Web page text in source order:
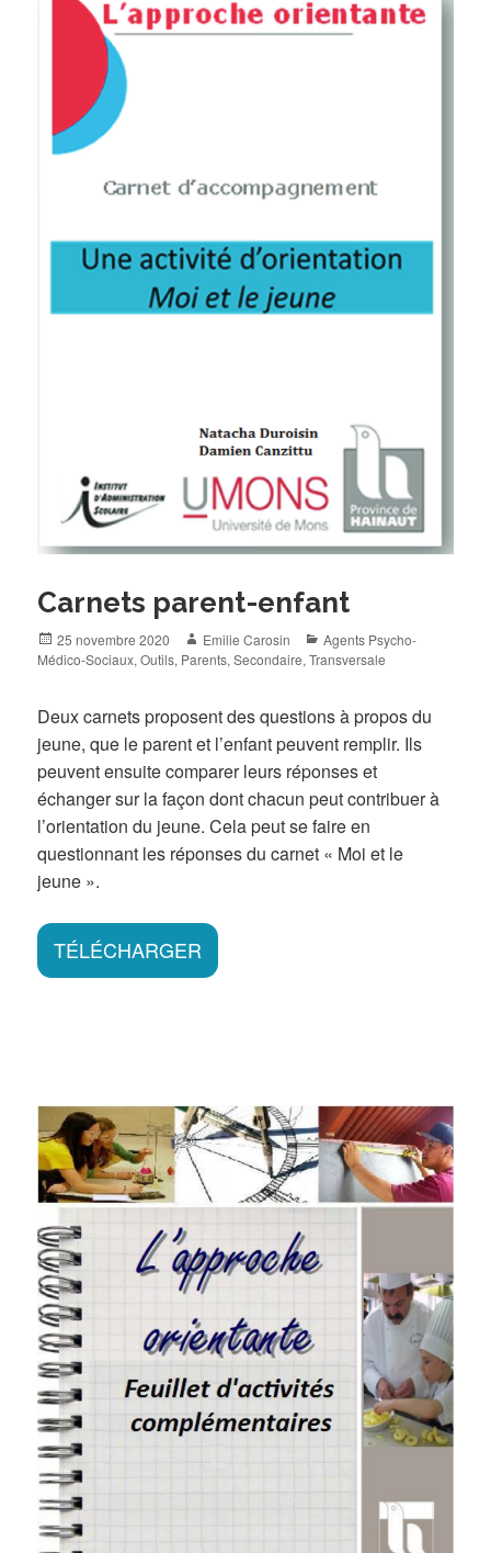
Carnets parent-enfant
Posted
on
25 novembre 2020 Author
Emilie Carosin Categories
Agents Psycho-
Médico-Sociaux,Outils, Parents,Secondaire,Transversale
Deux carnets proposent des questions à propos du
jeune, que le parent et l’enfant peuvent remplir. Ils
peuvent ensuite comparer leurs réponses et
échanger sur la façon dont chacun peut contribuer à
l’orientation du jeune. Cela peut se faire en
questionnant les réponses du carnet « Moi et le
jeune ».
TÉLÉCHARGER